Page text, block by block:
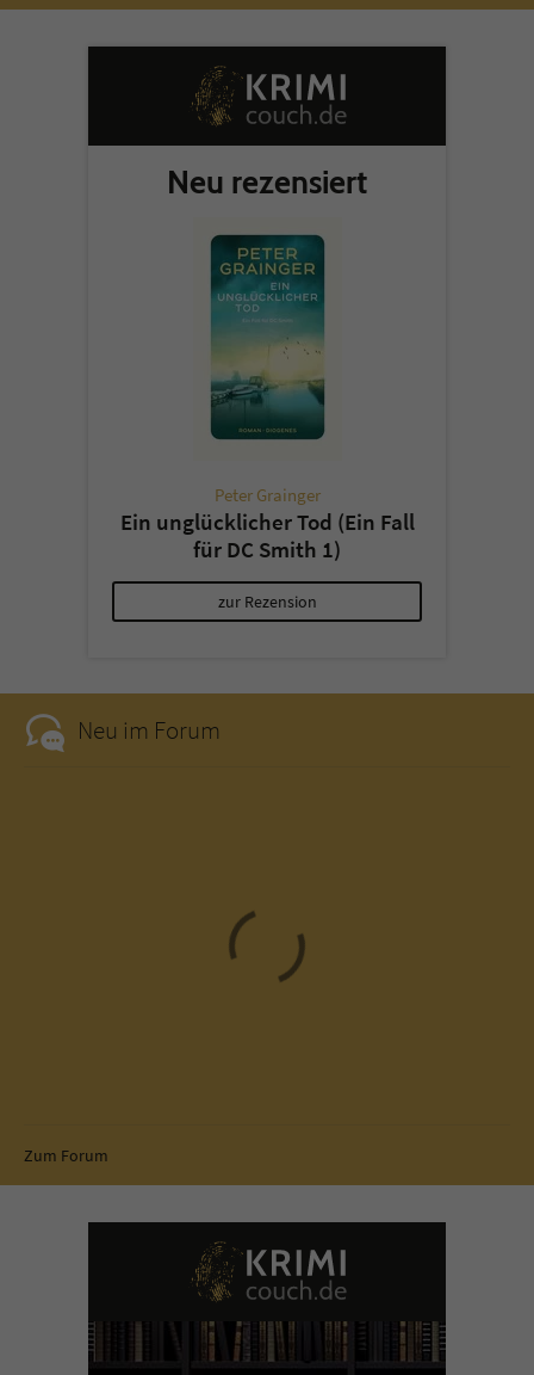
Neu rezensiert
Peter Grainger
Ein unglücklicher Tod (Ein Fall
für DC Smith 1)
zur Rezension
Neu im Forum
Zum Forum